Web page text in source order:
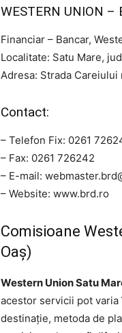
WESTERN UNION –
Financiar – Bancar,
Localitate: Satu Mare,
Adresa: Strada Careiului
Contact:
– Telefon Fix: 0261
– Fax: 0261 726242
– E-mail:
– Website: www.brd.ro
Comisioane
Oaș)
Western Union Satu
acestor servicii pot
destinație, metoda de